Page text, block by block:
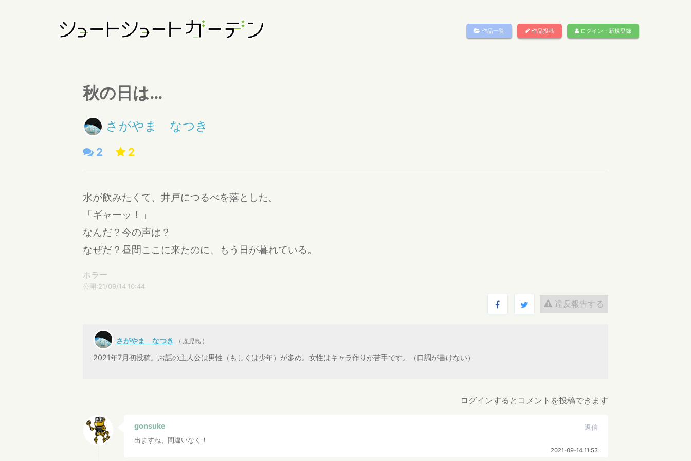
作品一覧 作品投稿 ログイン・新規登録
秋の日は…
さがやま なつき
2 2
水が飲みたくて、井戸につるべを落とした。
「ギャーッ！」
なんだ？今の声は？
なぜだ？昼間ここに来たのに、もう日が暮れている。
ホラー
公開:21/09/14 10:44
違反報告する
さがやま なつき ( 鹿児島 )
2021年7月初投稿。お話の主人公は男性（もしくは少年）が多め。女性はキャラ作りが苦手です。（口調が書けない）
ログインするとコメントを投稿できます
gonsuke
返信
出ますね、間違いなく！
2021-09-14 11:53